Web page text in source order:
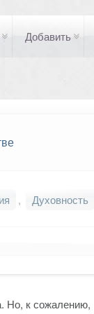
Добавить
, Духовность
к сожалению,